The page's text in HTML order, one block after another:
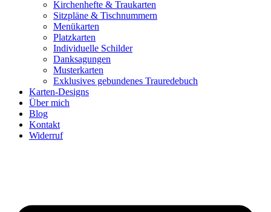
Kirchenhefte & Traukarten
Sitzpläne & Tischnummern
Menükarten
Platzkarten
Individuelle Schilder
Danksagungen
Musterkarten
Exklusives gebundenes Trauredebuch
Karten-Designs
Über mich
Blog
Kontakt
Widerruf